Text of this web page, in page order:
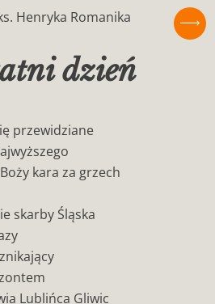
dzień
Henryka Romanika
przewidziane
kara za grzech
skarby Śląska
Lublińca Gliwic